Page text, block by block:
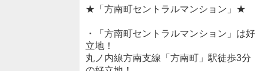
★「方南町セントラルマンション」★
・「方南町セントラルマンション」は好
立地！
丸ノ内線方南支線「方南町」駅徒歩3分